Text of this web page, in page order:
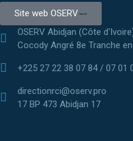
Site web OSERV
OSERV Abidjan (Côte
Cocody Angré 8e Tranche
+225 27 22 38 07 84 / 07 01
directionrci@oserv.pro
17 BP 473 Abidjan 17